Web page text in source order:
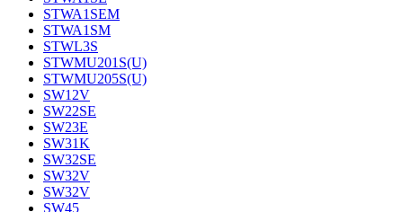
STWA1SEM
STWA1SM
STWL3S
STWMU201S(U)
STWMU205S(U)
SW12V
SW22SE
SW23E
SW31K
SW32SE
SW32V
SW32V
SW45